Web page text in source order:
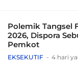
Polemik Tangsel
2026, Dispora
Pemkot
EKSEKUTIF 4 hari